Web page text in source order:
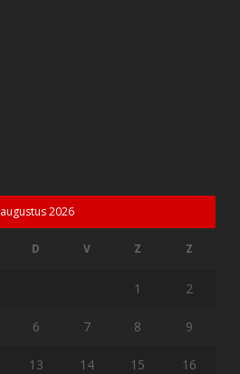
augustus 2026
D V Z Z
1 2
6 7 8 9
13 14 15 16